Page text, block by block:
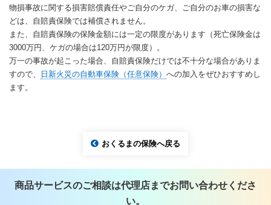
物損事故に関する損害賠償責任やご自分のケガ、ご自分のお車の損害な
どは、自賠責保険では補償されません。
また、自賠責保険の保険金額には一定の限度があります（死亡保険金は
3000万円、ケガの場合は120万円が限度）。
万一の事故が起こった場合、自賠責保険だけでは不十分な場合がありま
すので、
日新火災の自動車保険（任意保険） への加入をぜひおすすめし
ます。
おくるまの保険へ戻る
商品サービスのご相談は代理店までお問い合わせくださ
い。